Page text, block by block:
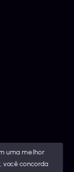
uma melhor
você concorda